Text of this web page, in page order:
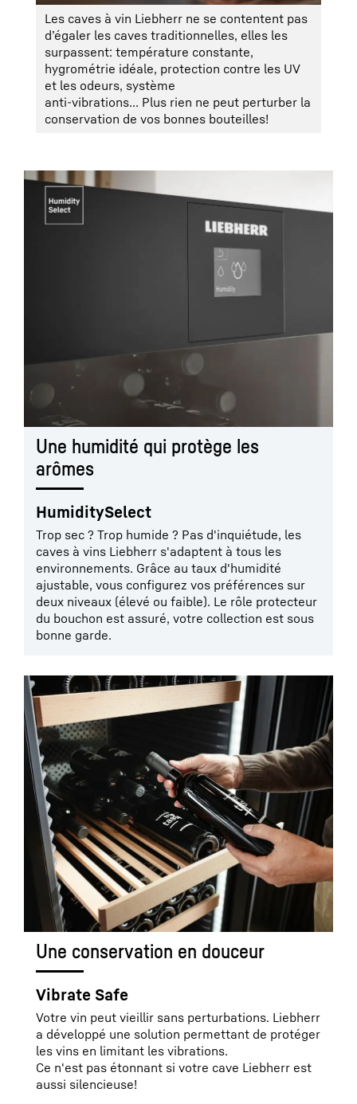
Les caves à vin Liebherr ne se contentent pas
d’égaler les caves traditionnelles, elles les
surpassent: température constante,
hygrométrie idéale, protection contre les UV
et les odeurs, système
anti-vibrations... Plus rien ne peut perturber la
conservation de vos bonnes bouteilles!
Une humidité qui protège les
arômes
HumiditySelect
Trop sec ? Trop humide ? Pas d'inquiétude, les
caves à vins Liebherr s'adaptent à tous les
environnements. Grâce au taux d'humidité
ajustable, vous configurez vos préférences sur
deux niveaux (élevé ou faible). Le rôle protecteur
du bouchon est assuré, votre collection est sous
bonne garde.
Une conservation en douceur
Vibrate Safe
Votre vin peut vieillir sans perturbations. Liebherr
a développé une solution permettant de protéger
les vins en limitant les vibrations.
Ce n'est pas étonnant si votre cave Liebherr est
aussi silencieuse!